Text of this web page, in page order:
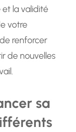
la validité
votre
renforcer
de nouvelles
sa